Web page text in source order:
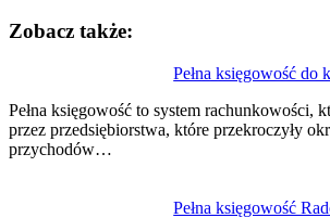
Zobacz także:
Pełna księgowość do
Pełna księgowość to system rachunkowości,
przez przedsiębiorstwa, które przekroczyły
przychodów…
Pełna księgowość
wpisu